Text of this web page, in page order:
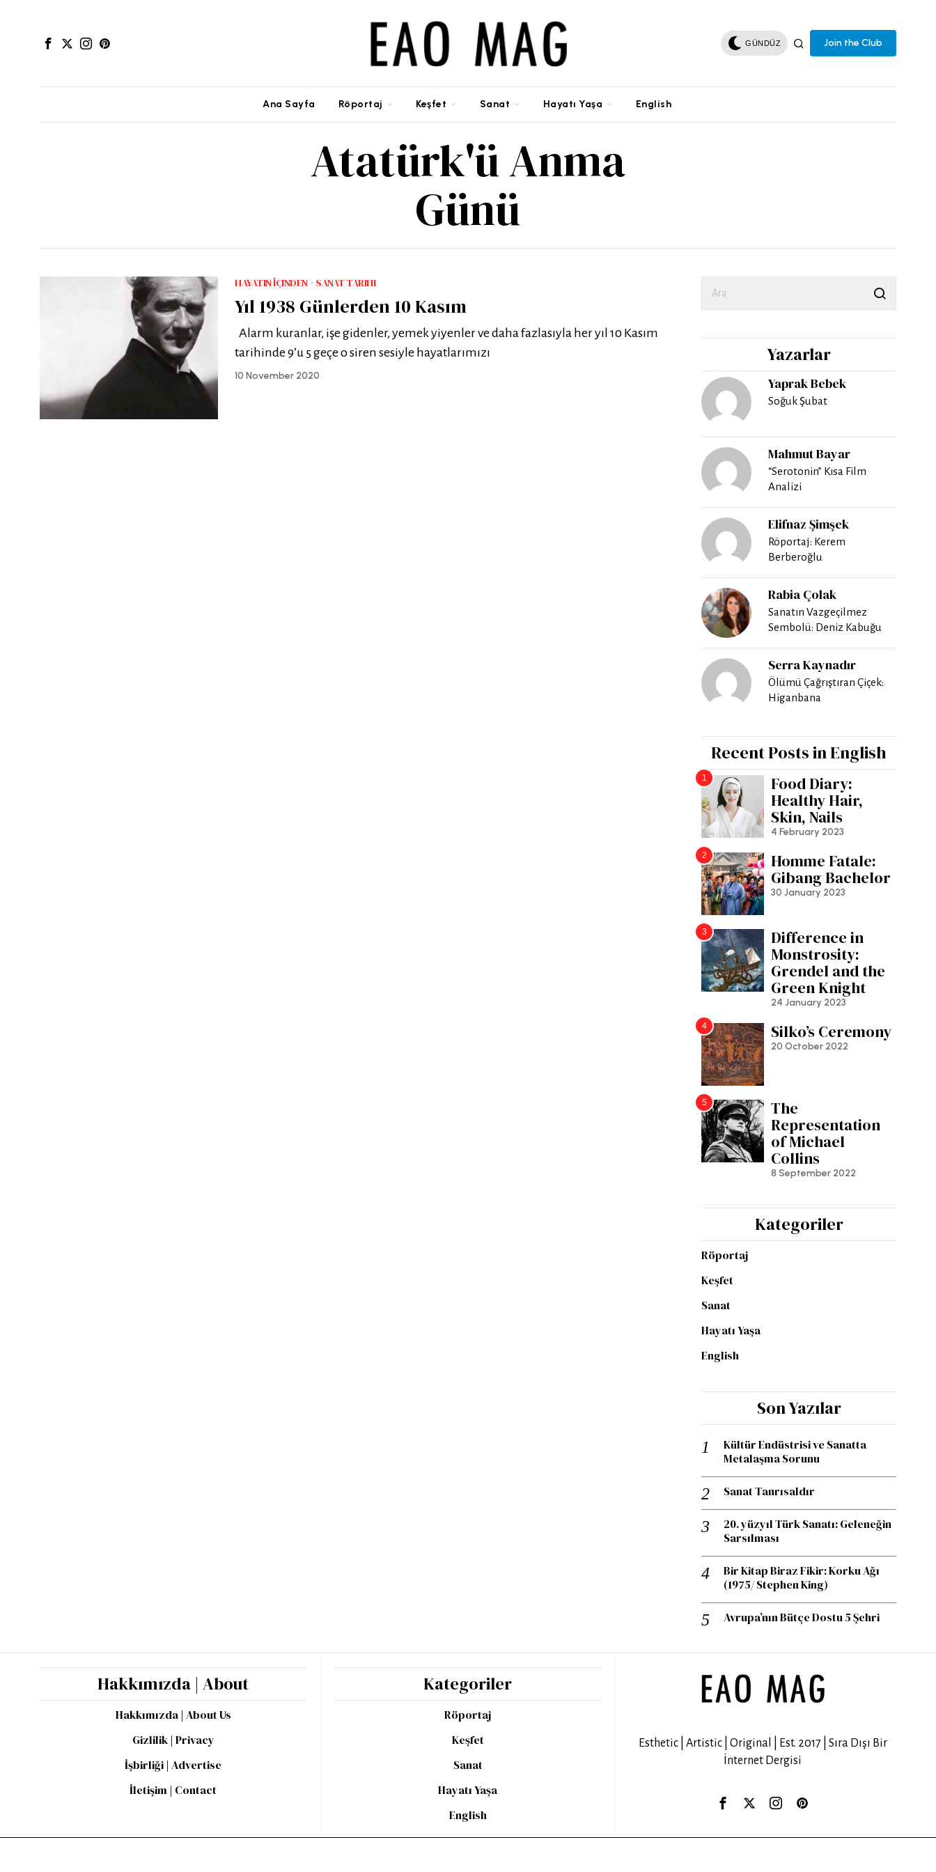
GÜNDÜZ Join the Club
Ana Sayfa Röportaj Keşfet Sanat Hayatı Yaşa English
Atatürk'ü Anma
Günü
HAYATIN İÇINDEN · SANAT TARIHI
Yıl 1938 Günlerden 10 Kasım
Alarm kuranlar, işe gidenler, yemek yiyenler ve daha fazlasıyla her yıl 10 Kasım
tarihinde 9’u 5 geçe o siren sesiyle hayatlarımızı
10 November 2020
Yazarlar
Yaprak Bebek
Soğuk Şubat
Mahmut Bayar
“Serotonin” Kısa Film
Analizi
Elifnaz Şimşek
Röportaj: Kerem
Berberoğlu
Rabia Çolak
Sanatın Vazgeçilmez
Sembolü: Deniz Kabuğu
Serra Kaynadır
Ölümü Çağrıştıran Çiçek:
Higanbana
Recent Posts in English
1
Food Diary:
Healthy Hair,
Skin, Nails
4 February 2023
2
Homme Fatale:
Gibang Bachelor
30 January 2023
3
Difference in
Monstrosity:
Grendel and the
Green Knight
24 January 2023
4 Silko’s Ceremony
20 October 2022
5
The
Representation
of Michael
Collins
8 September 2022
Kategoriler
Röportaj
Keşfet
Sanat
Hayatı Yaşa
English
Son Yazılar
Kültür Endüstrisi ve Sanatta
Metalaşma Sorunu
Sanat Tanrısaldır
20. yüzyıl Türk Sanatı: Geleneğin
Sarsılması
Bir Kitap Biraz Fikir: Korku Ağı
(1975/ Stephen King)
Avrupa’nın Bütçe Dostu 5 Şehri
Hakkımızda | About
Hakkımızda | About Us
Gizlilik | Privacy
İşbirliği | Advertise
İletişim | Contact
Kategoriler
Röportaj
Keşfet
Sanat
Hayatı Yaşa
English
Esthetic | Artistic | Original | Est. 2017 | Sıra Dışı Bir
İnternet Dergisi